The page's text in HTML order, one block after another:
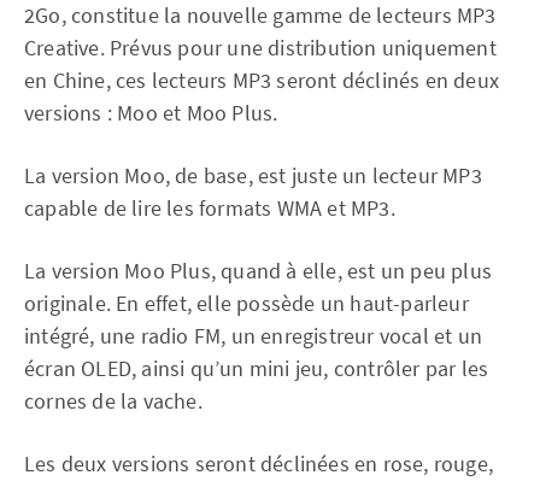
2Go, constitue la nouvelle gamme de lecteurs MP3
Creative. Prévus pour une distribution uniquement
en Chine, ces lecteurs MP3 seront déclinés en deux
versions : Moo et Moo Plus.
La version Moo, de base, est juste un lecteur MP3
capable de lire les formats WMA et MP3.
La version Moo Plus, quand à elle, est un peu plus
originale. En effet, elle possède un haut-parleur
intégré, une radio FM, un enregistreur vocal et un
écran OLED, ainsi qu’un mini jeu, contrôler par les
cornes de la vache.
Les deux versions seront déclinées en rose, rouge,